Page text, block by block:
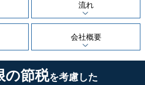
流れ
会社概要
の節税を考慮した